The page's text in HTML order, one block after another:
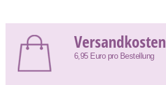
Versandkosten
6,95 Euro pro Bestellung